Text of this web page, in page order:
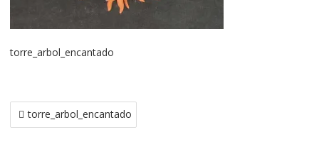
torre_arbol_encantado
Navegación
de
torre_arbol_encantado